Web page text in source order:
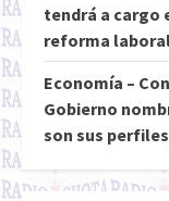
tendrá a cargo
reforma laboral
Economía –
Gobierno
son sus